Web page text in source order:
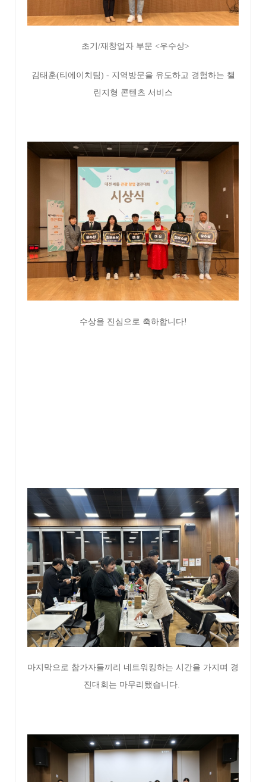
초기/재창업자 부문 <우수상>
김태훈(티에이치팀) - 지역방문을 유도하고 경험하는 챌
린지형 콘텐츠 서비스
수상을 진심으로 축하합니다!
마지막으로 참가자들끼리 네트워킹하는 시간을 가지며 경
진대회는 마무리됐습니다.